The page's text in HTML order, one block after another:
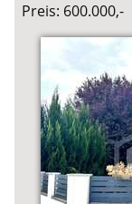
Preis: 600.000,-